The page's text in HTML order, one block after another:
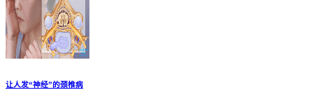
让人发“神经”的颈椎病